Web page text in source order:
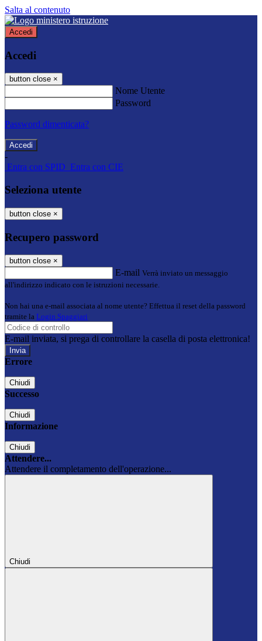
Salta al contenuto
Accedi
Accedi
button close ×
Nome Utente
Password
Password dimenticata?
-
Entra con SPID Entra con CIE
Seleziona utente
button close ×
Recupero password
button close ×
E-mail Verrà inviato un messaggio
all'indirizzo indicato con le istruzioni necessarie.
Non hai una e-mail associata al nome utente? Effettua il reset della password
tramite la Login Spaggiari
E-mail inviata, si prega di controllare la casella di posta elettronica!
Errore
Chiudi
Successo
Chiudi
Informazione
Chiudi
Attendere...
Attendere il completamento dell'operazione...
Chiudi